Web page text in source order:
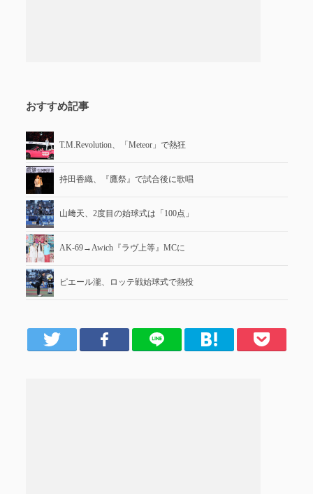
おすすめ記事
T.M.Revolution、「Meteor」で熱狂
持田香織、『鷹祭』で試合後に歌唱
山﨑天、2度目の始球式は「100点」
AK-69→Awich『ラヴ上等』MCに
ピエール瀧、ロッテ戦始球式で熱投
Facebook LINE はてブ Pocket